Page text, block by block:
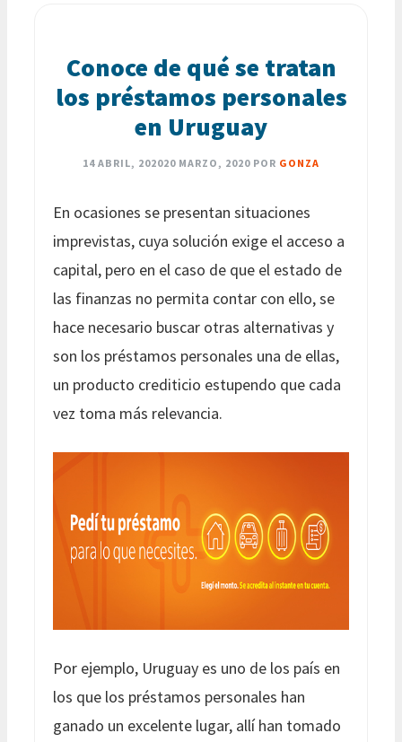
Conoce de qué se tratan
los préstamos personales
en Uruguay
14 ABRIL, 202020 MARZO, 2020 POR GONZA
En ocasiones se presentan situaciones
imprevistas, cuya solución exige el acceso a
capital, pero en el caso de que el estado de
las finanzas no permita contar con ello, se
hace necesario buscar otras alternativas y
son los préstamos personales una de ellas,
un producto crediticio estupendo que cada
vez toma más relevancia.
Por ejemplo, Uruguay es uno de los país en
los que los préstamos personales han
ganado un excelente lugar, allí han tomado